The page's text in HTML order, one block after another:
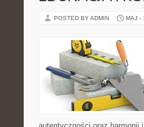
POSTED BY ADMIN MAJ -